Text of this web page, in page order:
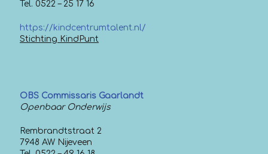
Tel. 0522 – 25 17 16
https://kindcentrumtalent.nl/
Stichting KindPunt
OBS Commissaris Gaarlandt
Openbaar Onderwijs
Rembrandtstraat 2
7948 AW Nijeveen